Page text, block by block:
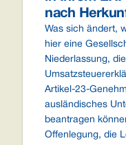
nach
Was sich ändert,
hier eine
Niederlassung,
Artikel-23-
ausländisches
beantragen
Offenlegung, die